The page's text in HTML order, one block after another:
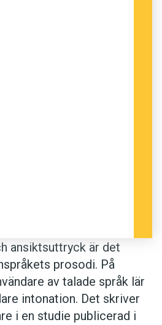
ansiktsuttryck är det
prosodi. På
av talade språk lär
intonation. Det skriver
i en studie publicerad i